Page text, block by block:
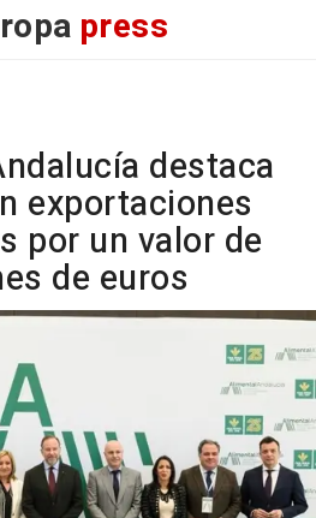
press
destaca
exportaciones
por un valor de
de euros